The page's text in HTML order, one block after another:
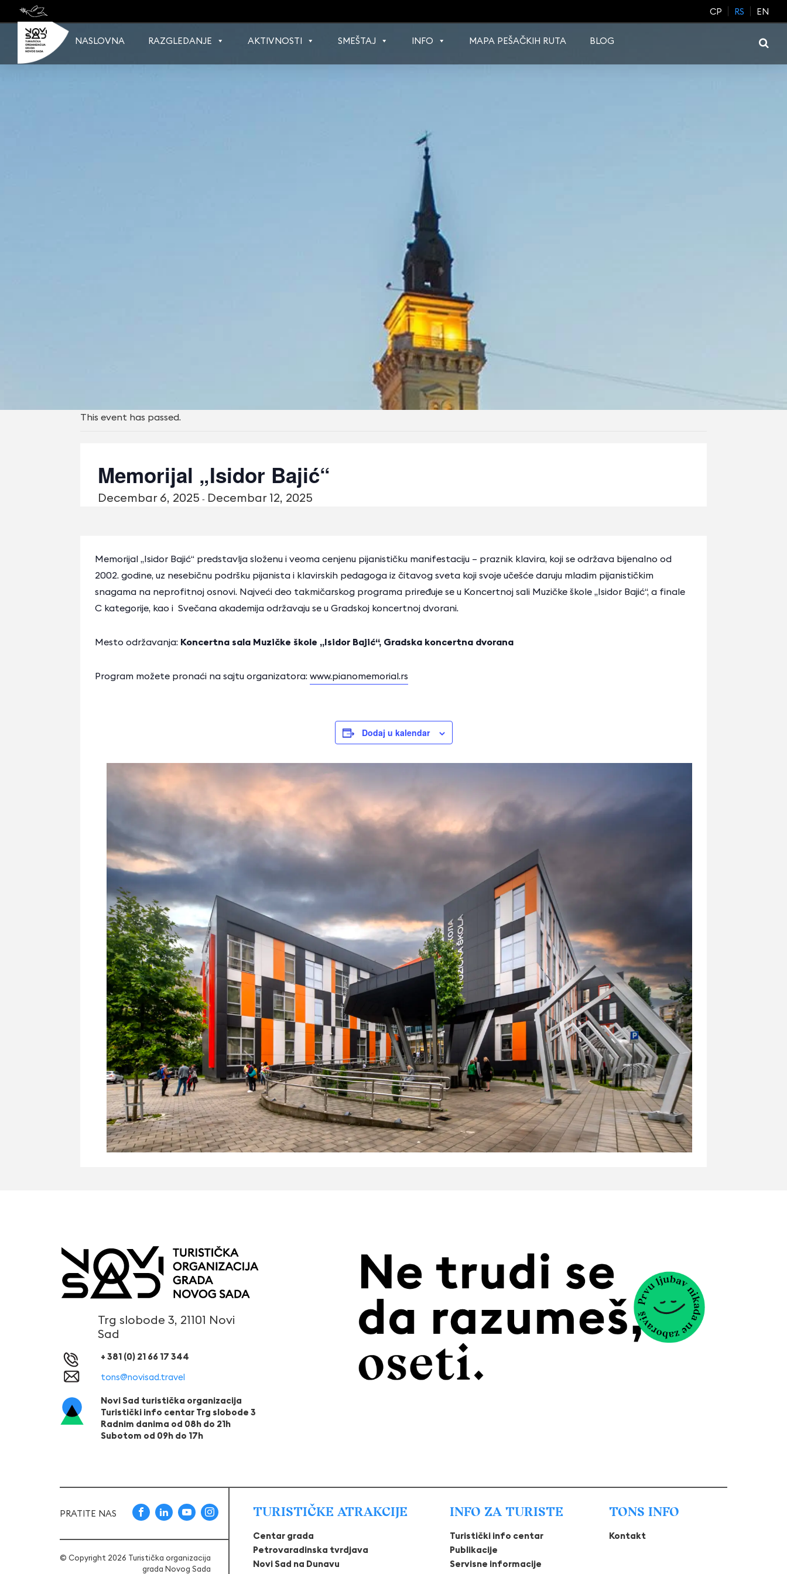
content
CP RS EN
NASLOVNA RAZGLEDANJE AKTIVNOSTI SMEŠTAJ INFO MAPA PEŠAČKIH RUTA BLOG
This event has passed.
Memorijal „Isidor Bajić“
Decembar 6, 2025 - Decembar 12, 2025
Memorijal „Isidor Bajić“ predstavlja složenu i veoma cenjenu pijanističku manifestaciju – praznik klavira, koji se održava bijenalno od
2002. godine, uz nesebičnu podršku pijanista i klavirskih pedagoga iz čitavog sveta koji svoje učešće daruju mladim pijanističkim
snagama na neprofitnoj osnovi. Najveći deo takmičarskog programa priređuje se u Koncertnoj sali Muzičke škole „Isidor Bajić“, a finale
C kategorije, kao i Svečana akademija održavaju se u Gradskoj koncertnoj dvorani.
Mesto održavanja: Koncertna sala Muzičke škole „Isidor Bajić“, Gradska koncertna dvorana
Program možete pronaći na sajtu organizatora: www.pianomemorial.rs
Dodaj u kalendar
Trg slobode 3, 21101 Novi
Sad
+ 381 (0) 21 66 17 344
tons@novisad.travel
Novi Sad turistička organizacija
Turistički info centar Trg slobode 3
Radnim danima od 08h do 21h
Subotom od 09h do 17h
PRATITE NAS
© Copyright 2026 Turistička organizacija
grada Novog Sada
TURISTIČKE ATRAKCIJE
Centar grada
Petrovaradinska tvrdjava
Novi Sad na Dunavu
INFO ZA TURISTE
Turistički info centar
Publikacije
Servisne informacije
TONS INFO
Kontakt